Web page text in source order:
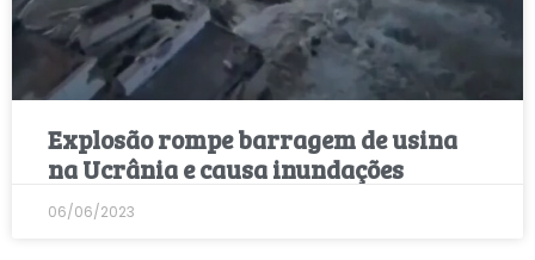
Explosão rompe barragem de usina
na Ucrânia e causa inundações
06/06/2023